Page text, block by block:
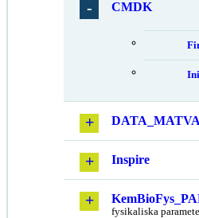
CMDK
Inspire
fysikaliska